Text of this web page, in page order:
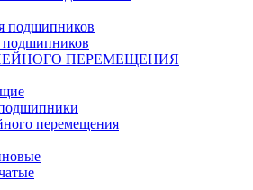
подшипников
подшипников
ПЕРЕМЕЩЕНИЯ
перемещения